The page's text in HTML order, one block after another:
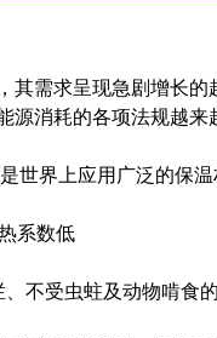
其需求呈现急剧增长的
源消耗的各项法规越来
界上应用广泛的保温
系数低
受虫蛀及动物啃食